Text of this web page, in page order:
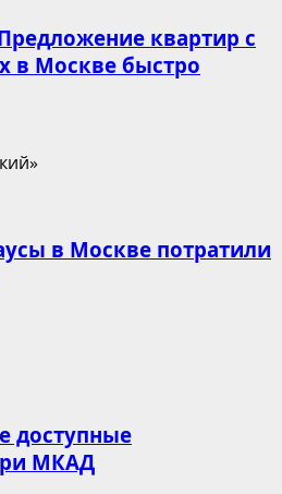
квартир с
в Москве быстро
в Москве потратили
доступные
МКАД